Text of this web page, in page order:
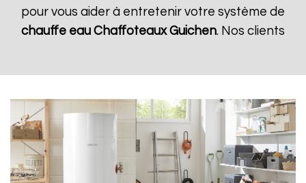
pour vous aider à entretenir votre système de
chauffe eau Chaffoteaux Guichen. Nos clients